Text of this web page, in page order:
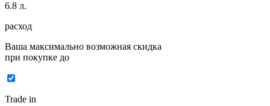
6.8 л.
расход
Ваша максимально возможная скидка
при покупке до
Trade in